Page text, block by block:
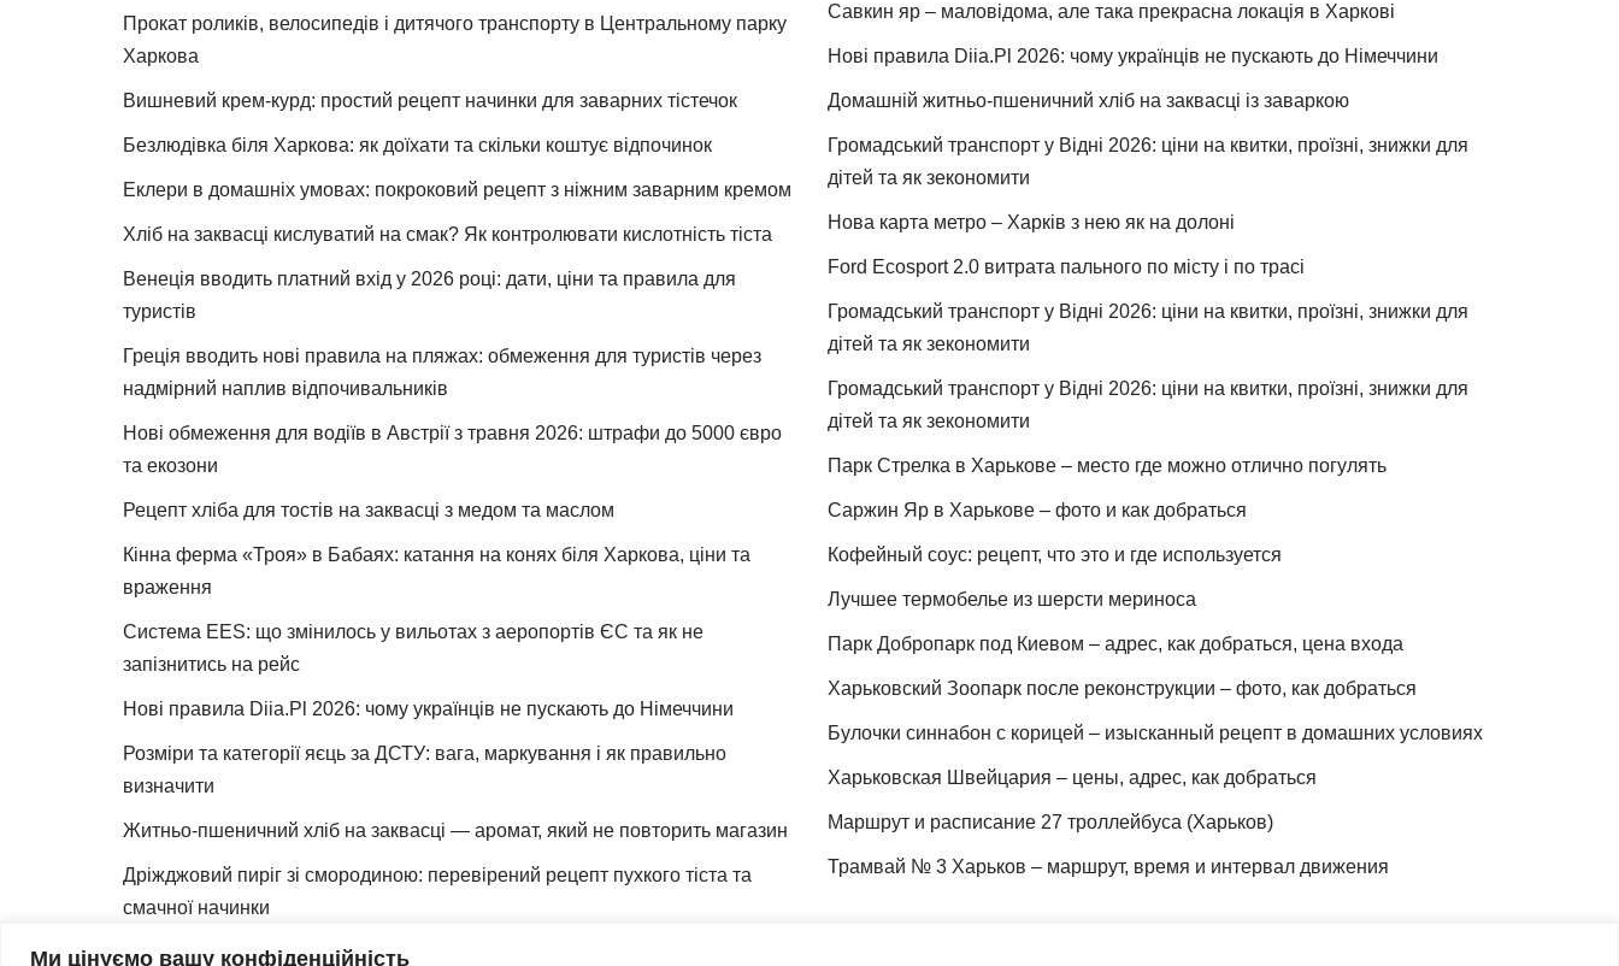
Ми цінуємо вашу конфіденційність
Прокат роликів, велосипедів і дитячого транспорту в Центральному парку
Харкова
Вишневий крем-курд: простий рецепт начинки для заварних тістечок
Безлюдівка біля Харкова: як доїхати та скільки коштує відпочинок
Еклери в домашніх умовах: покроковий рецепт з ніжним заварним кремом
Хліб на заквасці кислуватий на смак? Як контролювати кислотність тіста
Венеція вводить платний вхід у 2026 році: дати, ціни та правила для
туристів
Греція вводить нові правила на пляжах: обмеження для туристів через
надмірний наплив відпочивальників
Нові обмеження для водіїв в Австрії з травня 2026: штрафи до 5000 євро
та екозони
Рецепт хліба для тостів на заквасці з медом та маслом
Кінна ферма «Троя» в Бабаях: катання на конях біля Харкова, ціни та
враження
Система EES: що змінилось у вильотах з аеропортів ЄС та як не
запізнитись на рейс
Нові правила Diia.Pl 2026: чому українців не пускають до Німеччини
Розміри та категорії яєць за ДСТУ: вага, маркування і як правильно
визначити
Житньо-пшеничний хліб на заквасці — аромат, який не повторить магазин
Дріжджовий пиріг зі смородиною: перевірений рецепт пухкого тіста та
смачної начинки
Як зробити закваску для хліба вдома
Савкин яр – маловідома, але така прекрасна локація в Харкові
Нові правила Diia.Pl 2026: чому українців не пускають до Німеччини
Домашній житньо-пшеничний хліб на заквасці із заваркою
Громадський транспорт у Відні 2026: ціни на квитки, проїзні, знижки для
дітей та як зекономити
Нова карта метро – Харків з нею як на долоні
Ford Ecosport 2.0 витрата пального по місту і по трасі
Громадський транспорт у Відні 2026: ціни на квитки, проїзні, знижки для
дітей та як зекономити
Громадський транспорт у Відні 2026: ціни на квитки, проїзні, знижки для
дітей та як зекономити
Парк Стрелка в Харькове – место где можно отлично погулять
Саржин Яр в Харькове – фото и как добраться
Кофейный соус: рецепт, что это и где используется
Лучшее термобелье из шерсти мериноса
Парк Добропарк под Киевом – адрес, как добраться, цена входа
Харьковский Зоопарк после реконструкции – фото, как добраться
Булочки синнабон с корицей – изысканный рецепт в домашних условиях
Харьковская Швейцария – цены, адрес, как добраться
Маршрут и расписание 27 троллейбуса (Харьков)
Трамвай № 3 Харьков – маршрут, время и интервал движения